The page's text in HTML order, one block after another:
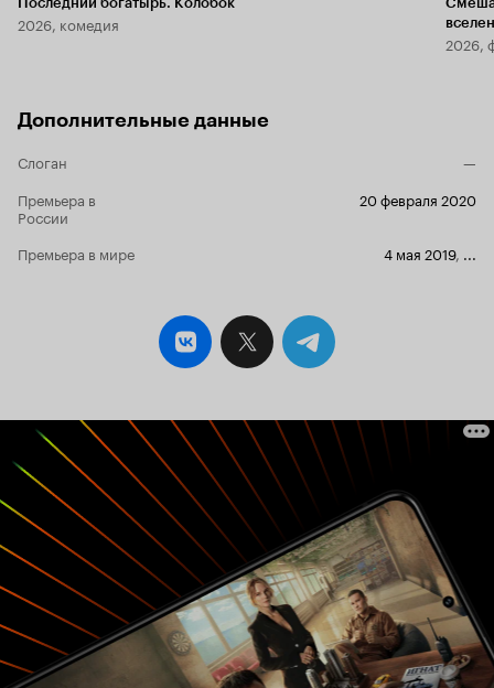
2026, комедия
2026,
Дополнительные данные
Слоган
—
Премьера в
России
20 февраля 2020
Премьера в мире 4 мая 2019, ...